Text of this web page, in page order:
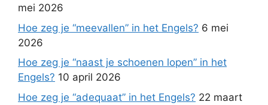
mei 2026
Hoe zeg je “meevallen” in het Engels? 6 mei
2026
Hoe zeg je “naast je schoenen lopen” in het
Engels? 10 april 2026
Hoe zeg je “adequaat” in het Engels? 22 maart